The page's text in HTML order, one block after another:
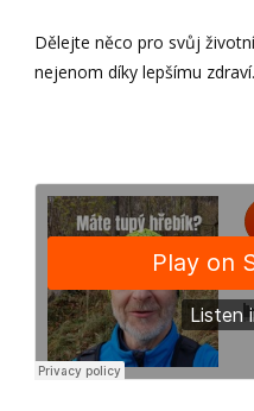
Dělejte něco pro svůj
nejenom díky lepšímu zdraví.